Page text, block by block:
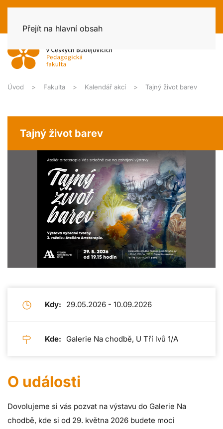
Přejít na hlavní obsah
Úvod Fakulta Kalendář akcí Tajný život barev
Tajný život barev
Kdy: 29.05.2026 - 10.09.2026
Kde: Galerie Na chodbě, U Tří lvů 1/A
O události
Dovolujeme si vás pozvat na výstavu do Galerie Na
chodbě, kde si od 29. května 2026 budete moci